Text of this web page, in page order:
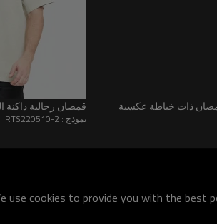
قمصان ذات خياطة عكسية قمصان رجالية
نموذج : RTS220510-2
use cookies to provide you with the best